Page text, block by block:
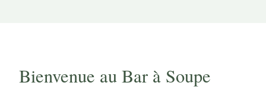
Bienvenue au Bar à Soupe